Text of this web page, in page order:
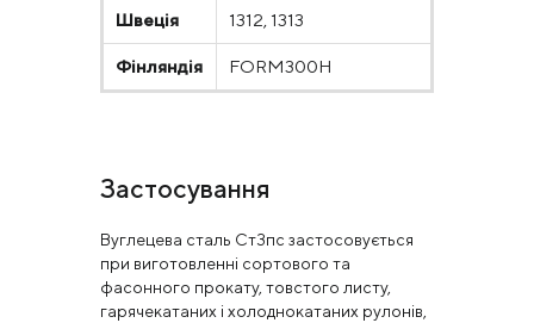
Швеція 1312, 1313
Фінляндія FORM300H
Застосування
Вуглецева сталь Ст3пс застосовується
при виготовленні сортового та
фасонного прокату, товстого листу,
гарячекатаних і холоднокатаних рулонів,